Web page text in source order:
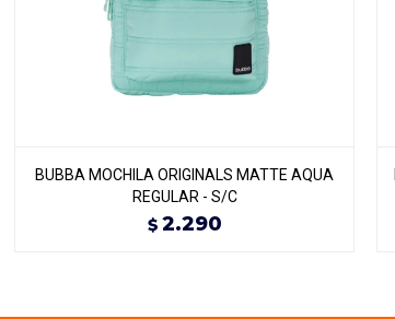
BUBBA MOCHILA ORIGINALS MATTE AQUA
REGULAR - S/C
$ 2.290